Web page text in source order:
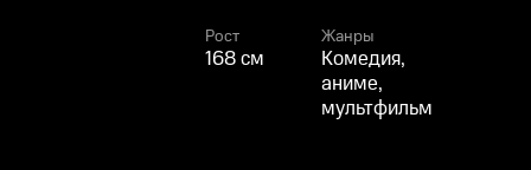
Рост
168 см
Жанры
Комедия,
аниме,
мультфильм